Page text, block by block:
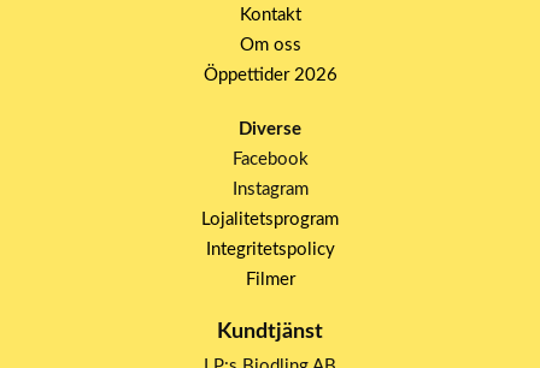
Kontakt
Om oss
Öppettider 2026
Diverse
Facebook
Instagram
Lojalitetsprogram
Integritetspolicy
Filmer
Kundtjänst